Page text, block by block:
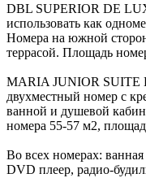
DBL SUPERIOR DE
использовать как
Номера на южной
террасой. Площадь
MARIA JUNIOR SUITE
двухместный номер с
ванной и душевой
номера 55-57 м2,
Во всех номерах:
DVD плеер, радио-